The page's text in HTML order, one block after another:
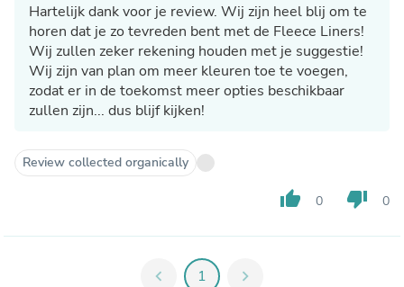
Hartelijk dank voor je review. Wij zijn heel blij om te
horen dat je zo tevreden bent met de Fleece Liners!
Wij zullen zeker rekening houden met je suggestie!
Wij zijn van plan om meer kleuren toe te voegen,
zodat er in de toekomst meer opties beschikbaar
zullen zijn... dus blijf kijken!
Review collected organically
thumb_up 0 thumb_down 0
chevron_left 1 chevron_right